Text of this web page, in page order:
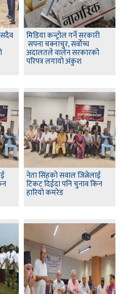
सदैव मिडिया कन्ट्रोल गर्ने सरकारी
सपना चक्नाचुर, सर्वोच्च
अदालतले वालेन सरकारको
परिपत्र लगायो अंकुश
नेता सिंहकाे सवाल जित्नेलाई
टिकट दिईदा पनि चुनाव किन
हारियाे कमरेड